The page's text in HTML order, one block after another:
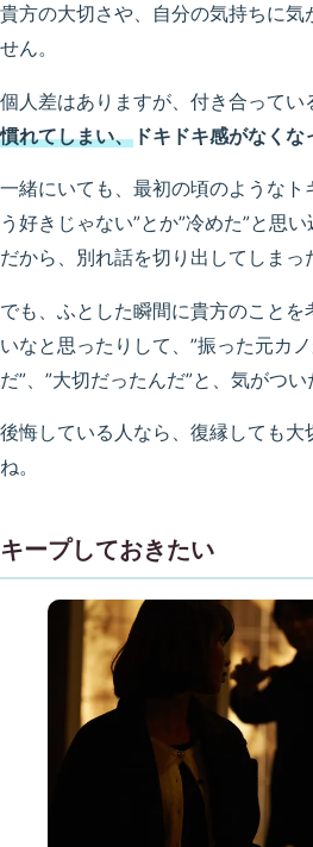
貴方の大切さや、自分の気持ちに気
せん。
個人差はありますが、付き合ってい
慣れてしまい、 ドキドキ感がなくな
一緒にいても、最初の頃のようなト
う好きじゃない”とか”冷めた”と思
だから、別れ話を切り出してしまっ
でも、ふとした瞬間に貴方のことを
いなと思ったりして、”振った元カ
だ”、”大切だったんだ”と、気がつい
後悔している人なら、復縁しても大
ね。
キープしておきたい